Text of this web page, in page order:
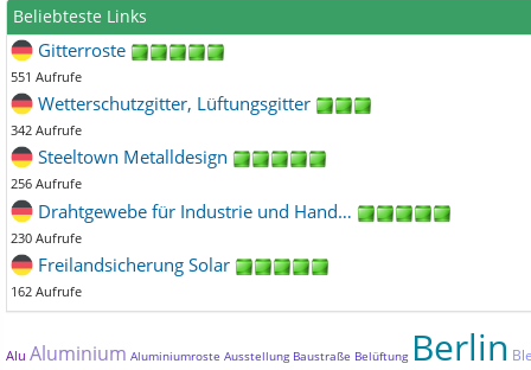
Beliebteste Links
Gitterroste
551 Aufrufe
Wetterschutzgitter, Lüftungsgitter
342 Aufrufe
Steeltown Metalldesign
256 Aufrufe
Drahtgewebe für Industrie und Hand…
230 Aufrufe
Freilandsicherung Solar
162 Aufrufe
Alu Aluminium Aluminiumroste Ausstellung Baustraße Belüftung Berlin